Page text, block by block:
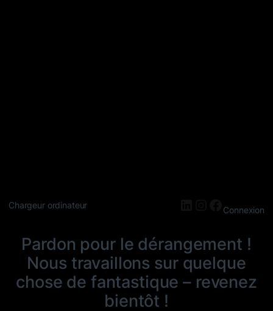
Chargeur ordinateur LinkedIn
Instagram
Connexion
Pardon pour le dérangement !
Nous travaillons sur quelque
chose de fantastique – revenez
bientôt !